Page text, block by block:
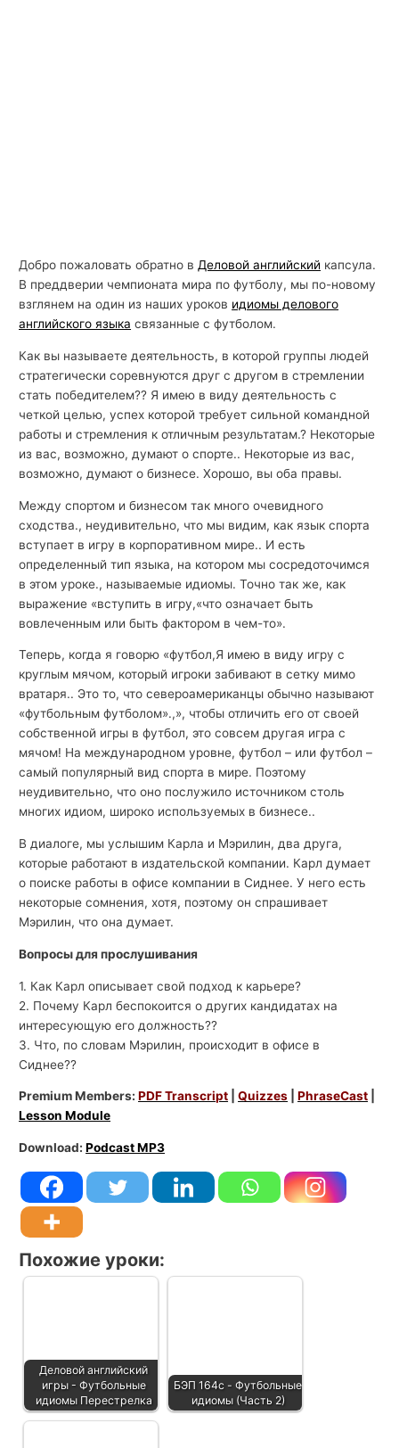
Добро пожаловать обратно вДеловой английский капсула.
В преддверии чемпионата мира по футболу, мы по-новому
взглянем на один из наших уроков идиомы делового
английского языка связанные с футболом.
Как вы называете деятельность, в которой группы людей
стратегически соревнуются друг с другом в стремлении
стать победителем?? Я имею в виду деятельность с
четкой целью, успех которой требует сильной командной
работы и стремления к отличным результатам.? Некоторые
из вас, возможно, думают о спорте.. Некоторые из вас,
возможно, думают о бизнесе. Хорошо, вы оба правы.
Между спортом и бизнесом так много очевидного
сходства., неудивительно, что мы видим, как язык спорта
вступает в игру в корпоративном мире.. И есть
определенный тип языка, на котором мы сосредоточимся
в этом уроке., называемые идиомы. Точно так же, как
выражение «вступить в игру,«что означает быть
вовлеченным или быть фактором в чем-то».
Теперь, когда я говорю «футбол,Я имею в виду игру с
круглым мячом, который игроки забивают в сетку мимо
вратаря.. Это то, что североамериканцы обычно называют
«футбольным футболом».,», чтобы отличить его от своей
собственной игры в футбол, это совсем другая игра с
мячом! На международном уровне, футбол – или футбол –
самый популярный вид спорта в мире. Поэтому
неудивительно, что оно послужило источником столь
многих идиом, широко используемых в бизнесе..
В диалоге, мы услышим Карла и Мэрилин, два друга,
которые работают в издательской компании. Карл думает
о поиске работы в офисе компании в Сиднее. У него есть
некоторые сомнения, хотя, поэтому он спрашивает
Мэрилин, что она думает.
Вопросы для прослушивания
1. Как Карл описывает свой подход к карьере?
2. Почему Карл беспокоится о других кандидатах на
интересующую его должность??
3. Что, по словам Мэрилин, происходит в офисе в
Сиднее??
Premium Members:PDF Transcript |Quizzes |PhraseCast
Lesson Module
Download:Podcast MP3
Похожие уроки:
Деловой английский
игры - Футбольные
идиомы Перестрелка
БЭП 164c - Футбольные
идиомы (Часть 2)